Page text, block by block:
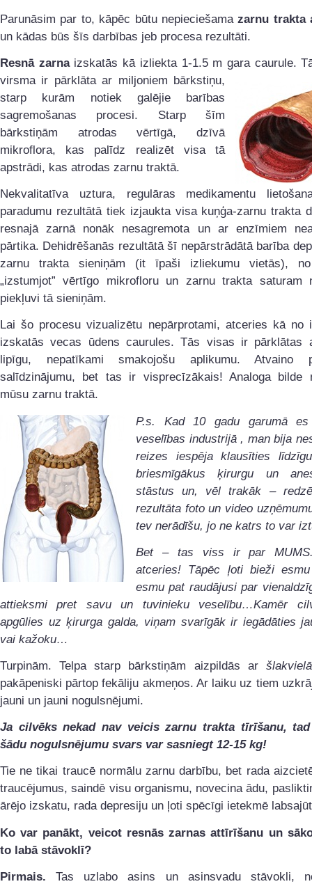
Parunāsim par to, kāpēc būtu nepieciešamazarnu trakta
un kādas būs šīs darbības jeb procesa rezultāti.
Resnā zarnaizskatās kā izliekta 1-1.5 m gara caurule.
virsma ir pārklāta ar miljoniem bārkstiņu,
starp kurām notiek galējie barības
sagremošanas procesi. Starp šīm
bārkstiņām atrodas vērtīgā, dzīvā
mikroflora, kas palīdz realizēt visa tā
apstrādi, kas atrodas zarnu traktā.
Nekvalitatīva uztura, regulāras medikamentu
paradumu rezultātā tiek izjaukta visa kuņģa-zarnu trakta
resnajā zarnā nonāk nesagremota un ar enzīmiem
pārtika. Dehidrēšanās rezultātā šī nepārstrādātā barība
zarnu trakta sieniņām (it īpaši izliekumu vietās),
„izstumjot” vērtīgo mikrofloru un zarnu trakta saturam
piekļuvi tā sieniņām.
Lai šo procesu vizualizētu nepārprotami, atceries kā no
izskatās vecas ūdens caurules. Tās visas ir pārklātas
lipīgu, nepatīkami smakojošu aplikumu. Atvaino
salīdzinājumu, bet tas ir visprecīzākais! Analoga bilde
mūsu zarnu traktā.
P.s. Kad 10 gadu garumā es
veselības industrijā , man bija
reizes iespēja klausīties
briesmīgākus ķirurgu un
stāstus un, vēl trakāk –
rezultāta foto un video
tev nerādīšu, jo ne katrs to var
Bet – tas viss ir par
atceries! Tāpēc ļoti bieži
esmu pat raudājusi par
attieksmi pret savu un tuvinieku veselību…Kamēr
apgūlies uz ķirurga galda, viņam svarīgāk ir iegādāties
vai kažoku…
Turpinām. Telpa starp bārkstiņām aizpildās ar
pakāpeniski pārtop fekāliju akmeņos. Ar laiku uz tiem
jauni un jauni nogulsnējumi.
Ja cilvēks nekad nav veicis zarnu trakta tīrīšanu,
šādu nogulsnējumu svars var sasniegt 12-15 kg!
Tie ne tikai traucē normālu zarnu darbību, bet rada
traucējumus, saindē visu organismu, novecina ādu,
ārējo izskatu, rada depresiju un ļoti spēcīgi ietekmē
Ko var panākt, veicot resnās zarnas attīrīšanu un
to labā stāvoklī?
Pirmais. Tas uzlabo asins un asinsvadu stāvokli,